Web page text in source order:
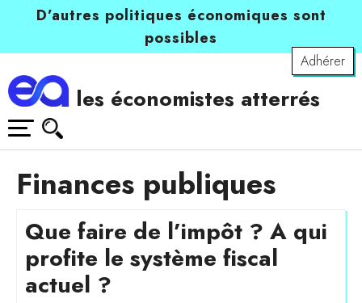
D’autres politiques économiques sont
possibles
Adhérer
les économistes atterrés
Finances publiques
Que faire de l’impôt ? A qui
profite le système fiscal
actuel ?